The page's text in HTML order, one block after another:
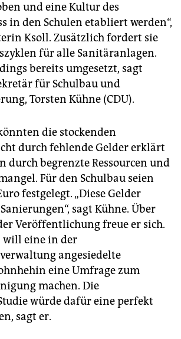
und eine Kultur des
in den Schulen etabliert werden“,
Ksoll. Zusätzlich fordert sie
für alle Sanitäranlagen.
bereits umgesetzt, sagt
für Schulbau und
Torsten Kühne (CDU).
die stockenden
durch fehlende Gelder erklärt
durch begrenzte Ressourcen und
Für den Schulbau seien
festgelegt. „Diese Gelder
sagt Kühne. Über
Veröffentlichung freue er sich.
will eine in der
angesiedelte
eine Umfrage zum
machen. Die
würde dafür eine perfekt
sagt er.